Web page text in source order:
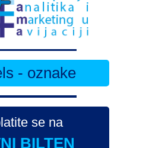
- oznake
se na
BILTEN